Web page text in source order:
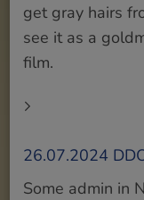
get gray hairs
see it as a
film.
26.07.2024
Some admin in